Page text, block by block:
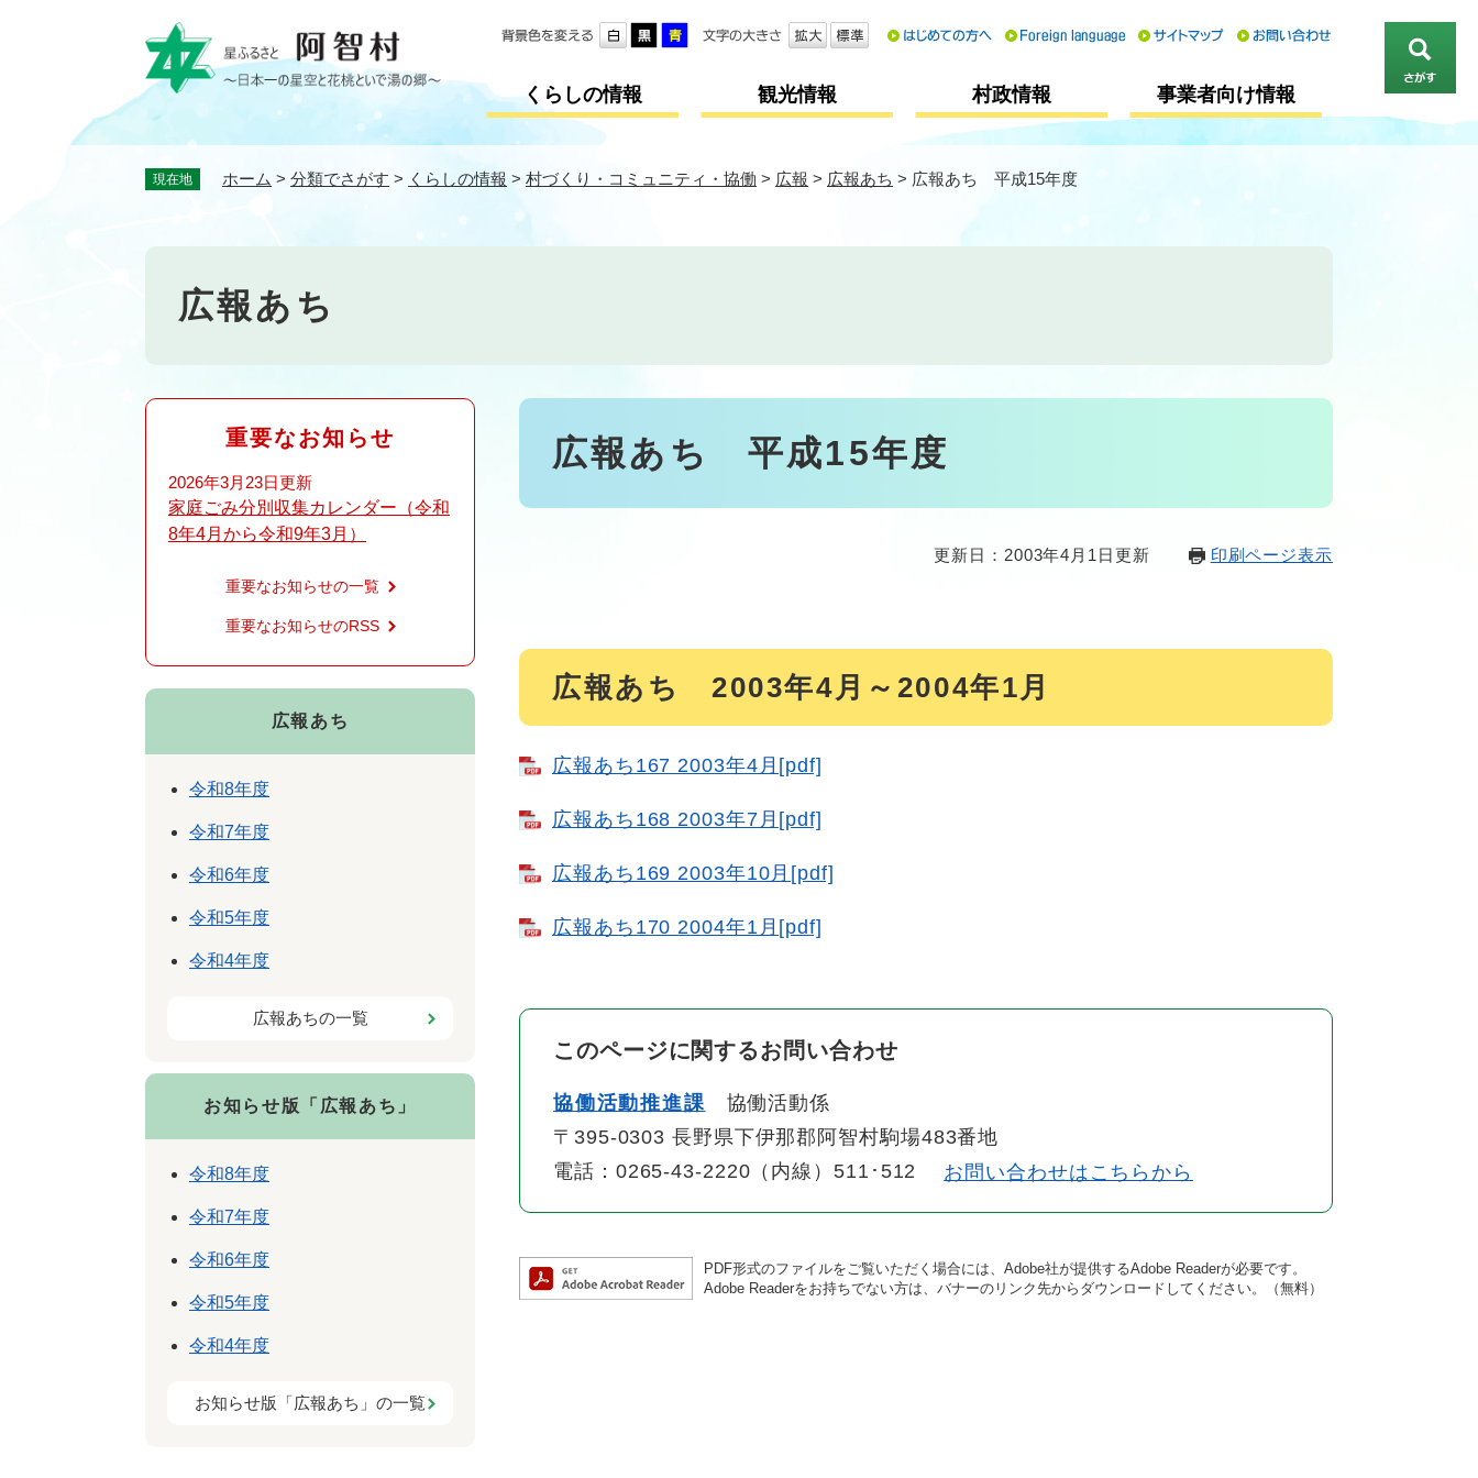
くらしの情報 観光情報 村政情報 事業者向け情報
が
す
現在地 ホーム > 分類でさがす > くらしの情報 > 村づくり・コミュニティ・協働 > 広報 > 広報あち > 広報あち 平成15年度
広報あち
広報あち 平成15年度
更新日：2003年4月1日更新 印刷ページ表示
広報あち 2003年4月～2004年1月
広報あち167 2003年4月[pdf]
広報あち168 2003年7月[pdf]
広報あち169 2003年10月[pdf]
広報あち170 2004年1月[pdf]
このページに関するお問い合わせ
協働活動推進課 協働活動係
〒395-0303 長野県下伊那郡阿智村駒場483番地
電話：0265-43-2220（内線）511･512 お問い合わせはこちらから
PDF形式のファイルをご覧いただく場合には、Adobe社が提供するAdobe Readerが必要です。
Adobe Readerをお持ちでない方は、バナーのリンク先からダウンロードしてください。（無料）
重要なお知らせ
2026年3月23日更新
家庭ごみ分別収集カレンダー（令和
8年4月から令和9年3月）
重要なお知らせの一覧
重要なお知らせのRSS
広報あち
令和8年度
令和7年度
令和6年度
令和5年度
令和4年度
広報あちの一覧
お知らせ版「広報あち」
令和8年度
令和7年度
令和6年度
令和5年度
令和4年度
お知らせ版「広報あち」の一覧